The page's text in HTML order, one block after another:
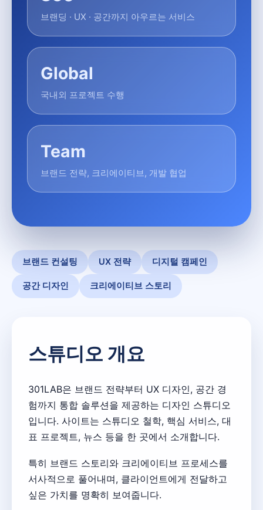
브랜딩 · UX · 공간까지 아우르는 서비스
Global
국내외 프로젝트 수행
Team
브랜드 전략, 크리에이티브, 개발 협업
브랜드 컨설팅 UX 전략 디지털 캠페인
공간 디자인 크리에이티브 스토리
스튜디오 개요
301LAB은 브랜드 전략부터 UX 디자인, 공간 경
험까지 통합 솔루션을 제공하는 디자인 스튜디오
입니다. 사이트는 스튜디오 철학, 핵심 서비스, 대
표 프로젝트, 뉴스 등을 한 곳에서 소개합니다.
특히 브랜드 스토리와 크리에이티브 프로세스를
서사적으로 풀어내며, 클라이언트에게 전달하고
싶은 가치를 명확히 보여줍니다.